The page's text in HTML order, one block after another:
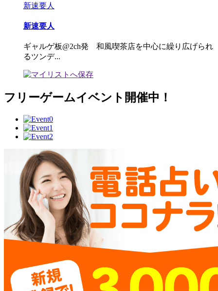
新速要人
新速要人
ギャルゲ板@2ch発 和風喫茶店を中心に繰り広げられ
るツンデ...
フリーゲームイベント開催中！